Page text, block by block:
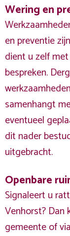
Wering en
en preventie
dient u zelf
bespreken.
samenhangt
eventueel
dit nader
uitgebracht.
Openbare
Signaleert u
Venhorst?
gemeente of